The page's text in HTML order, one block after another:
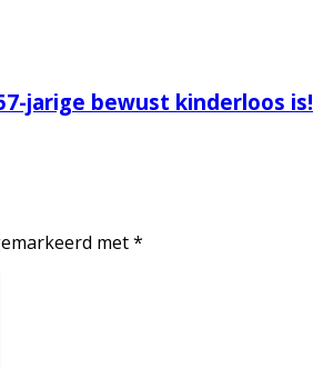
jarige bewust kinderloos is!
met*